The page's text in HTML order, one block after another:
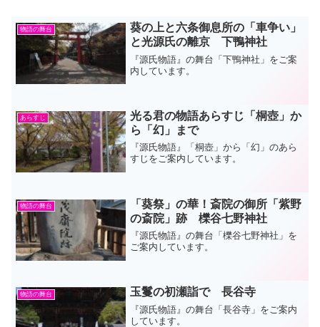
物語の舞台
葵の上と六条御息所の「車争い」
と光源氏の離京 下鴨神社
『源氏物語』の舞台「下鴨神社」をご案
内しています。
あらすじ
光る君の物語あらすじ「桐壺」か
ら「幻」まで
『源氏物語』「桐壺」から「幻」のあら
すじをご案内しています。
物語の舞台
「葵祭」の華！斎院の御所「紫野
の斎院」跡 櫟谷七野神社
『源氏物語』の舞台「櫟谷七野神社」を
ご案内しています。
物語の舞台 玉鬘の初瀬詣で 長谷寺
『源氏物語』の舞台「長谷寺」をご案内
しています。